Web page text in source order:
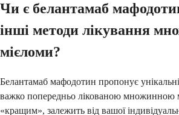
Чи є белантамаб
інші методи лікування
мієломи?
Белантамаб мафодотин пропонує
важко попередньо лікованою множинною
«кращим», залежить від вашої